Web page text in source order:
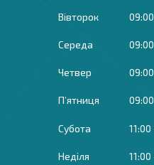
Вівторок 09:00
Середа 09:00
Четвер 09:00
Пʼятниця 09:00
Субота 11:00
Неділя 11:00